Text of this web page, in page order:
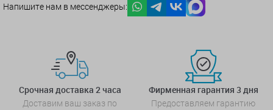
Напишите нам в мессенджеры:
Срочная доставка 2 часа
Доставим ваш заказ по
Фирменная гарантия 3 дня
Предоставляем гарантию